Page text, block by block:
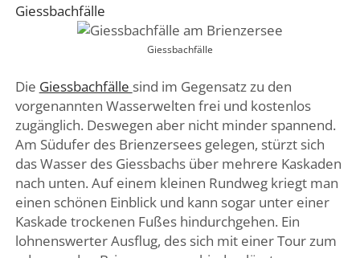
Giessbachfälle
Giessbachfälle
Die Giessbachfälle sind im Gegensatz zu den
vorgenannten Wasserwelten frei und kostenlos
zugänglich. Deswegen aber nicht minder spannend.
Am Südufer des Brienzersees gelegen, stürzt sich
das Wasser des Giessbachs über mehrere Kaskaden
nach unten. Auf einem kleinen Rundweg kriegt man
einen schönen Einblick und kann sogar unter einer
Kaskade trockenen Fußes hindurchgehen. Ein
lohnenswerter Ausflug, des sich mit einer Tour zum